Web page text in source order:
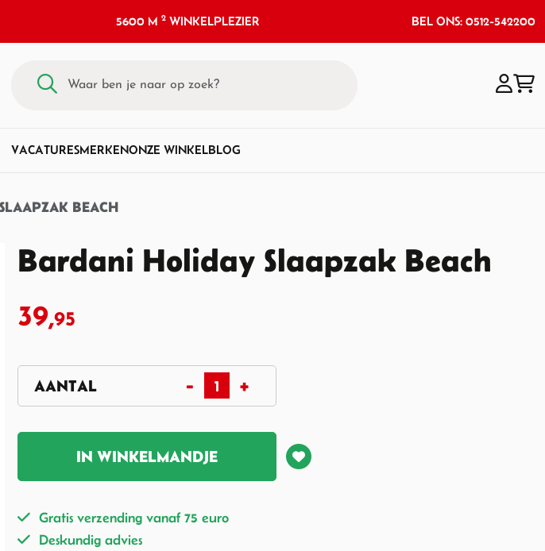
5600 M2 WINKELPLEZIER BEL ONS: 0512-542200
VACATURESMERKENONZE WINKELBLOG
BEACH
Bardani Holiday Slaapzak Beach
39,95
IN WINKELMANDJE
Gratis verzending vanaf 75 euro
Deskundig advies